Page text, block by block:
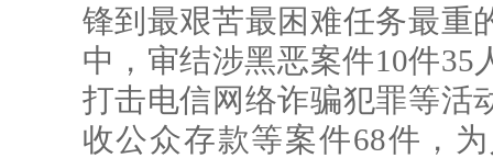
锋到最艰苦最困难任务最重
中，审结涉黑恶案件10件
打击电信网络诈骗犯罪等活
收公众存款等案件68件，